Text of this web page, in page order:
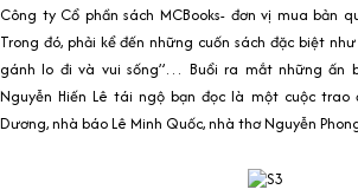
Công ty Cổ phần sách MCBooks- đơn vị mua bản
Trong đó, phải kể đến những cuốn sách đặc biệt
gánh lo đi và vui sống”… Buổi ra mắt những ấn
Nguyễn Hiến Lê tái ngộ bạn đọc là một cuộc trao
Dương, nhà báo Lê Minh Quốc, nhà thơ Nguyễn